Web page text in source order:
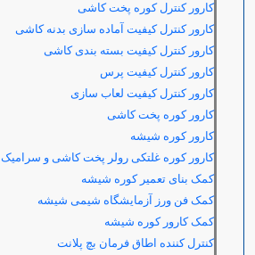
کارور کنترل کوره پخت کاشی
کارور کنترل کیفیت آماده سازی بدنه کاشی
کارور کنترل کیفیت بسته بندی کاشی
کارور کنترل کیفیت پرس
کارور کنترل کیفیت لعاب سازی
کارور کوره پخت کاشی
کارور کوره شیشه
کارور کوره غلتکی رولر پخت کاشی و سرامیک
کمک بنای تعمیر کوره شیشه
کمک فن ورز آزمایشگاه شیمی شیشه
کمک کارور کوره شیشه
کنترل کننده اطاق فرمان بچ پلانت